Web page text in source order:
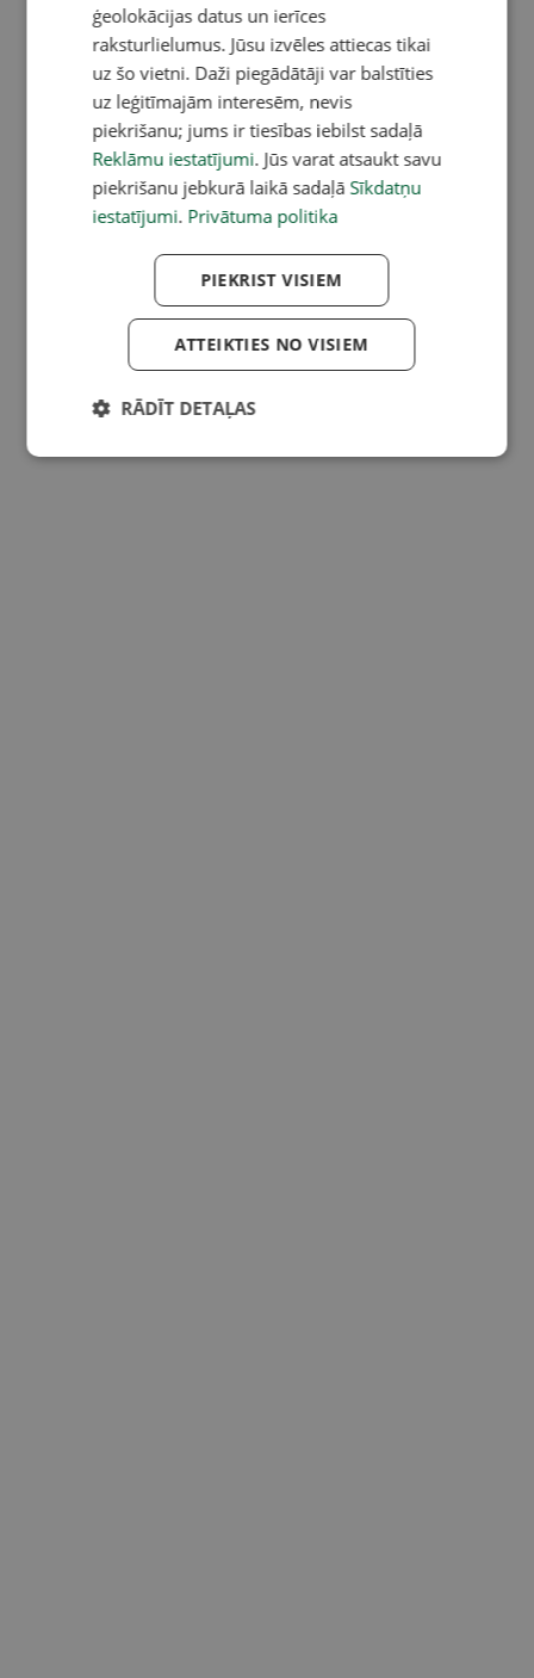
ģeolokācijas datus un ierīces
raksturlielumus. Jūsu izvēles attiecas tikai
uz šo vietni. Daži piegādātāji var balstīties
uz leģitīmajām interesēm, nevis
piekrišanu; jums ir tiesības iebilst sadaļā
Reklāmu iestatījumi. Jūs varat atsaukt savu
piekrišanu jebkurā laikā sadaļā Sīkdatņu
iestatījumi. Privātuma politika
PIEKRIST VISIEM
ATTEIKTIES NO VISIEM
RĀDĪT DETAĻAS